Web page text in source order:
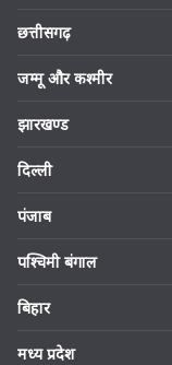
छत्तीसगढ़
जम्मू और कश्मीर
झारखण्ड
दिल्ली
पंजाब
पश्चिमी बंगाल
बिहार
मध्य प्रदेश